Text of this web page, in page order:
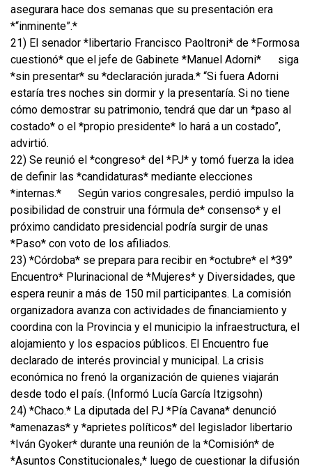
asegurara hace dos semanas que su presentación era
*“inminente”.*
21) El senador *libertario Francisco Paoltroni* de *Formosa
cuestionó* que el jefe de Gabinete *Manuel Adorni*
siga
*sin presentar* su *declaración jurada.* “Si fuera Adorni
estaría tres noches sin dormir y la presentaría. Si no tiene
cómo demostrar su patrimonio, tendrá que dar un *paso al
costado* o el *propio presidente* lo hará a un costado”,
advirtió.
22) Se reunió el *congreso* del *PJ* y tomó fuerza la idea
de definir las *candidaturas* mediante elecciones
*internas.*
Según varios congresales, perdió impulso la
posibilidad de construir una fórmula de* consenso* y el
próximo candidato presidencial podría surgir de unas
*Paso* con voto de los afiliados.
23) *Córdoba* se prepara para recibir en *octubre* el *39°
Encuentro* Plurinacional de *Mujeres* y Diversidades, que
espera reunir a más de 150 mil participantes. La comisión
organizadora avanza con actividades de financiamiento y
coordina con la Provincia y el municipio la infraestructura, el
alojamiento y los espacios públicos. El Encuentro fue
declarado de interés provincial y municipal. La crisis
económica no frenó la organización de quienes viajarán
desde todo el país. (Informó Lucía García Itzigsohn)
24) *Chaco.* La diputada del PJ *Pía Cavana* denunció
*amenazas* y *aprietes políticos* del legislador libertario
*Iván Gyoker* durante una reunión de la *Comisión* de
*Asuntos Constitucionales,* luego de cuestionar la difusión